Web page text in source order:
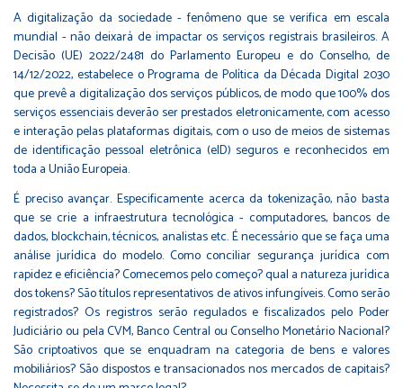
A digitalização da sociedade - fenômeno que se verifica em escala
mundial - não deixará de impactar os serviços registrais brasileiros. A
Decisão (UE) 2022/2481 do Parlamento Europeu e do Conselho, de
14/12/2022, estabelece o Programa de Política da Década Digital 2030
que prevê a digitalização dos serviços públicos, de modo que 100% dos
serviços essenciais deverão ser prestados eletronicamente, com acesso
e interação pelas plataformas digitais, com o uso de meios de sistemas
de identificação pessoal eletrônica (eID) seguros e reconhecidos em
toda a União Europeia.
É preciso avançar. Especificamente acerca da tokenização, não basta
que se crie a infraestrutura tecnológica - computadores, bancos de
dados, blockchain, técnicos, analistas etc. É necessário que se faça uma
análise jurídica do modelo. Como conciliar segurança jurídica com
rapidez e eficiência? Comecemos pelo começo? qual a natureza jurídica
dos tokens? São títulos representativos de ativos infungíveis. Como serão
registrados? Os registros serão regulados e fiscalizados pelo Poder
Judiciário ou pela CVM, Banco Central ou Conselho Monetário Nacional?
São criptoativos que se enquadram na categoria de bens e valores
mobiliários? São dispostos e transacionados nos mercados de capitais?